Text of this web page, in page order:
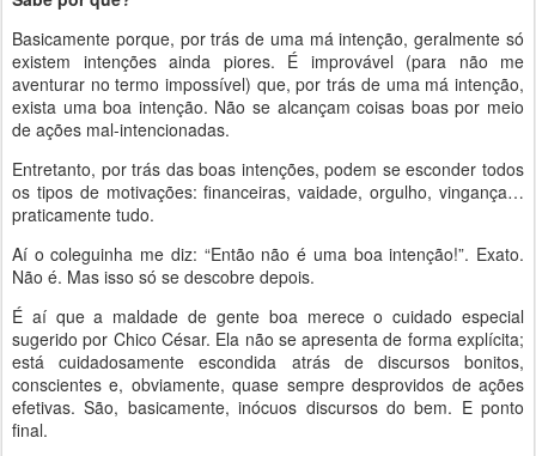
Basicamente porque, por trás de uma má intenção, geralmente só
existem intenções ainda piores. É improvável (para não me
aventurar no termo impossível) que, por trás de uma má intenção,
exista uma boa intenção. Não se alcançam coisas boas por meio
de ações mal-intencionadas.
Entretanto, por trás das boas intenções, podem se esconder todos
os tipos de motivações: financeiras, vaidade, orgulho, vingança…
praticamente tudo.
Aí o coleguinha me diz: “Então não é uma boa intenção!”. Exato.
Não é. Mas isso só se descobre depois.
É aí que a maldade de gente boa merece o cuidado especial
sugerido por Chico César. Ela não se apresenta de forma explícita;
está cuidadosamente escondida atrás de discursos bonitos,
conscientes e, obviamente, quase sempre desprovidos de ações
efetivas. São, basicamente, inócuos discursos do bem. E ponto
final.